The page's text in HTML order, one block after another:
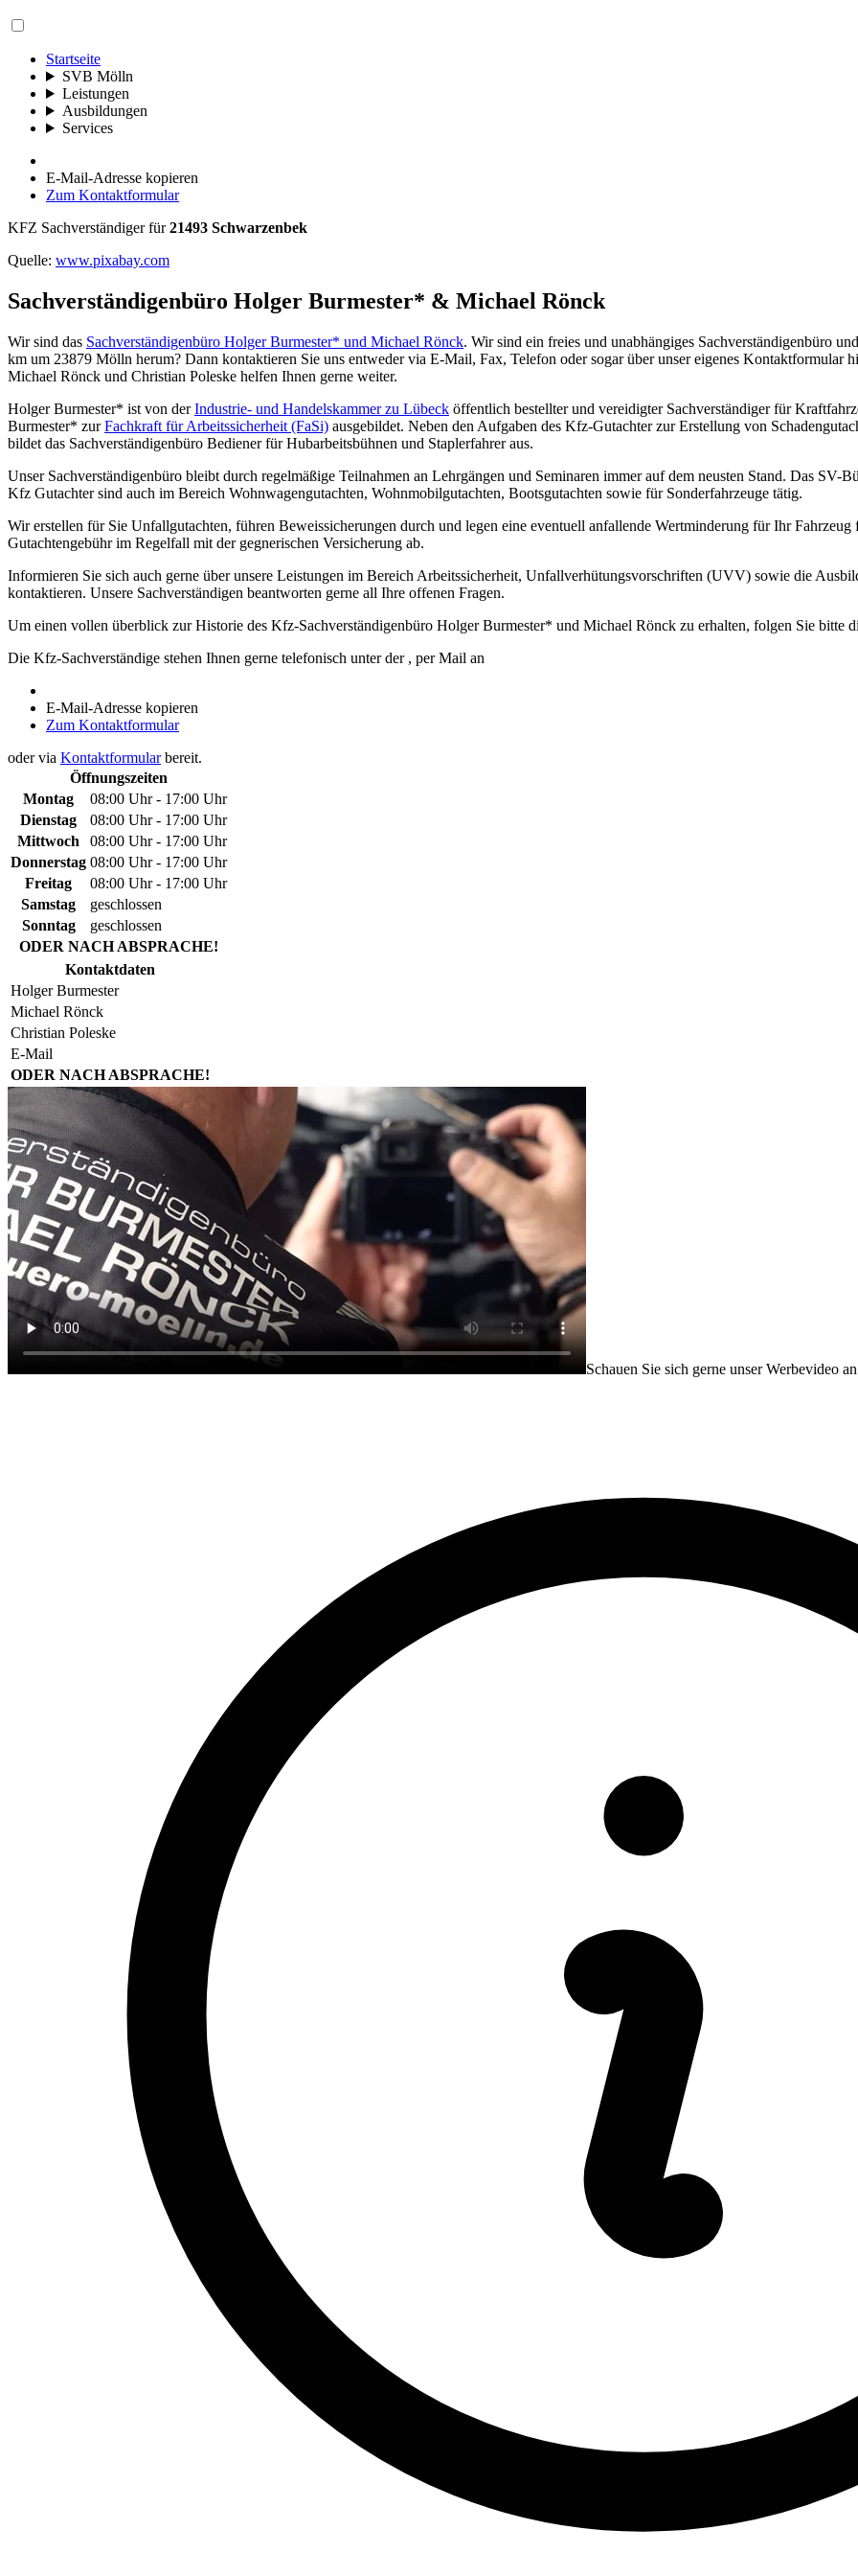
Startseite
SVB Mölln
Leistungen
Ausbildungen
Services
E-Mail-Adresse kopieren
Zum Kontaktformular
KFZ Sachverständiger für21493 Schwarzenbek
Quelle: www.pixabay.com
Sachverständigenbüro Holger Burmester* & Michael Rönck
Wir sind das Sachverständigenbüro Holger Burmester* und Michael Rönck. Wir sind ein freies und unabhängiges Sachverständigenbüro
km um 23879 Mölln herum? Dann kontaktieren Sie uns entweder via E-Mail, Fax, Telefon oder sogar über unser eigenes Kontaktformular
Michael Rönck und Christian Poleske helfen Ihnen gerne weiter.
Holger Burmester* ist von derIndustrie- und Handelskammer zu Lübeck öffentlich bestellter und vereidigter Sachverständiger für
Burmester* zurFachkraft für Arbeitssicherheit (FaSi) ausgebildet. Neben den Aufgaben des Kfz-Gutachter zur Erstellung von
bildet das Sachverständigenbüro Bediener für Hubarbeitsbühnen und Staplerfahrer aus.
Unser Sachverständigenbüro bleibt durch regelmäßige Teilnahmen an Lehrgängen und Seminaren immer auf dem neusten Stand. Das
Kfz Gutachter sind auch im Bereich Wohnwagengutachten, Wohnmobilgutachten, Bootsgutachten sowie für Sonderfahrzeuge tätig.
Wir erstellen für Sie Unfallgutachten, führen Beweissicherungen durch und legen eine eventuell anfallende Wertminderung für Ihr
Gutachtengebühr im Regelfall mit der gegnerischen Versicherung ab.
Informieren Sie sich auch gerne über unsere Leistungen im Bereich Arbeitssicherheit, Unfallverhütungsvorschriften (UVV) sowie die
kontaktieren. Unsere Sachverständigen beantworten gerne all Ihre offenen Fragen.
Um einen vollen überblick zur Historie des Kfz-Sachverständigenbüro Holger Burmester* und Michael Rönck zu erhalten, folgen Sie bitte
Die Kfz-Sachverständige stehen Ihnen gerne telefonisch unter der , per Mail an
E-Mail-Adresse kopieren
Zum Kontaktformular
oder via Kontaktformularbereit.
Öffnungszeiten
Montag
08:00 Uhr - 17:00 Uhr
Dienstag
08:00 Uhr - 17:00 Uhr
Mittwoch
08:00 Uhr - 17:00 Uhr
Donnerstag 08:00 Uhr - 17:00 Uhr
Freitag
08:00 Uhr - 17:00 Uhr
Samstag
geschlossen
Sonntag
geschlossen
ODER NACH ABSPRACHE!
Kontaktdaten
Holger Burmester
Michael Rönck
Christian Poleske
E-Mail
ODER NACH ABSPRACHE!
Schauen Sie sich gerne unser Werbevideo